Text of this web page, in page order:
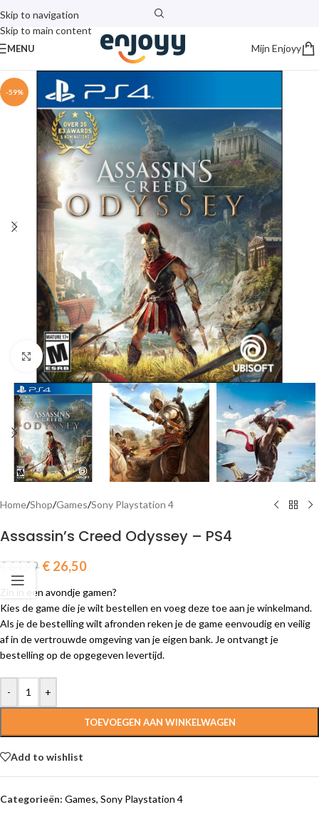
Skip to navigation
Skip to main content
MENU Mijn Enjoyy
-59%
Click to enlarge
Home/Shop/Games/Sony Playstation 4
Assassin’s Creed Odyssey – PS4
€ 64,99 € 26,50
Zin in een avondje gamen?
Kies de game die je wilt bestellen en voeg deze toe aan je winkelmand.
Als je de bestelling wilt afronden reken je de game eenvoudig en veilig
af in de vertrouwde omgeving van je eigen bank. Je ontvangt je
bestelling op de opgegeven levertijd.
- +
TOEVOEGEN AAN WINKELWAGEN
Add to wishlist
Categorieën: Games, Sony Playstation 4